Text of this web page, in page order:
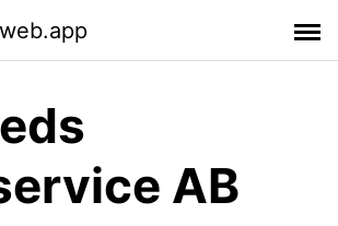
AB